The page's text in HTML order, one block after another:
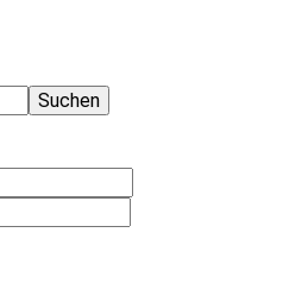
Suchen